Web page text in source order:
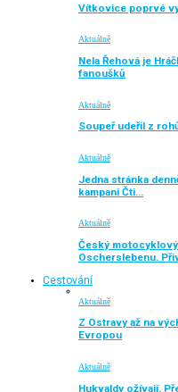
Vítkovice poprvé
Aktuálně
Nela Řehová je
fanoušků
Aktuálně
Soupeř udeřil z
Aktuálně
Jedna stránka
kampani Čti…
Aktuálně
Český
Oscherslebenu.
Cestování
Aktuálně
Z Ostravy až na
Evropou
Aktuálně
Hukvaldy ožívají.